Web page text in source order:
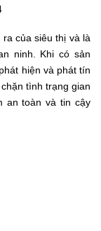
của siêu thị và là
ninh. Khi có sản
hiện và phát tín
tình trạng gian
an toàn và tin cậy